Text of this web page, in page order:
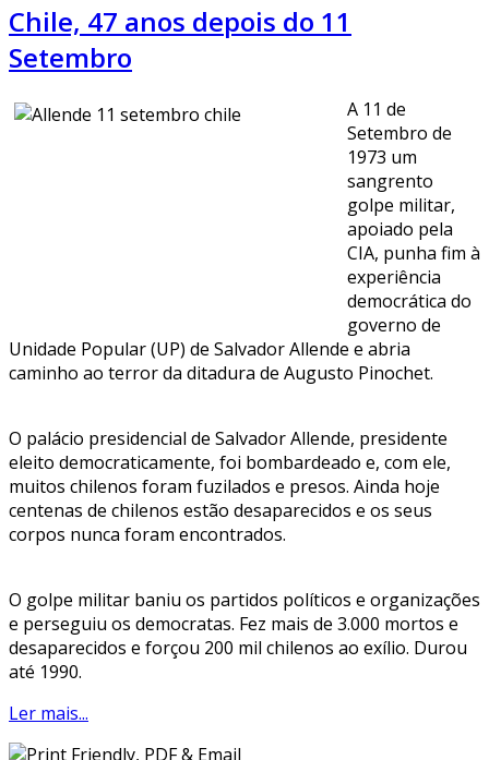
Chile, 47 anos depois do 11
Setembro
A 11 de
Setembro de
1973 um
sangrento
golpe militar,
apoiado pela
CIA, punha fim à
experiência
democrática do
governo de
Unidade Popular (UP) de Salvador Allende e abria
caminho ao terror da ditadura de Augusto Pinochet.
O palácio presidencial de Salvador Allende, presidente
eleito democraticamente, foi bombardeado e, com ele,
muitos chilenos foram fuzilados e presos. Ainda hoje
centenas de chilenos estão desaparecidos e os seus
corpos nunca foram encontrados.
O golpe militar baniu os partidos políticos e organizações
e perseguiu os democratas. Fez mais de 3.000 mortos e
desaparecidos e forçou 200 mil chilenos ao exílio. Durou
até 1990.
Ler mais...